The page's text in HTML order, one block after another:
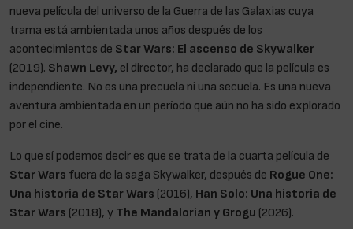
nueva película del universo de la Guerra de las Galaxias cuya
trama está ambientada unos años después de los
acontecimientos de Star Wars: El ascenso de Skywalker
(2019). Shawn Levy, el director, ha declarado que la película es
independiente. No es una precuela ni una secuela. Es una nueva
aventura ambientada en un período que aún no ha sido explorado
por el cine.
Lo que sí podemos decir es que se trata de la cuarta película de
Star Wars fuera de la saga Skywalker, después de Rogue One:
Una historia de Star Wars (2016), Han Solo: Una historia de
Star Wars (2018), y The Mandalorian y Grogu (2026).